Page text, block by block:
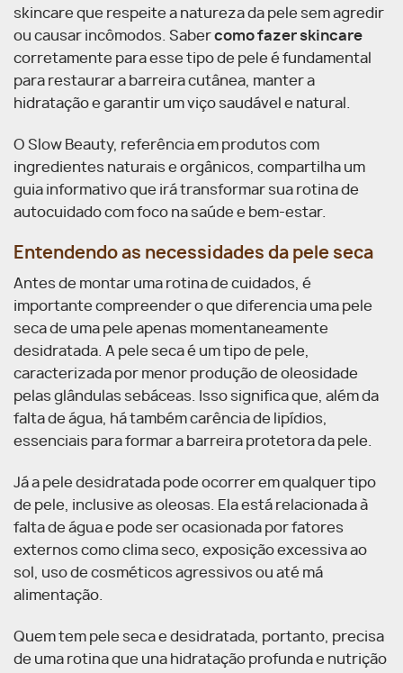
skincare que respeite a natureza da pele sem agredir
ou causar incômodos. Sabercomo fazer skincare
corretamente para esse tipo de pele é fundamental
para restaurar a barreira cutânea, manter a
hidratação e garantir um viço saudável e natural.
O Slow Beauty, referência em produtos com
ingredientes naturais e orgânicos, compartilha um
guia informativo que irá transformar sua rotina de
autocuidado com foco na saúde e bem-estar.
Entendendo as necessidades da pele seca
Antes de montar uma rotina de cuidados, é
importante compreender o que diferencia uma pele
seca de uma pele apenas momentaneamente
desidratada. A pele seca é um tipo de pele,
caracterizada por menor produção de oleosidade
pelas glândulas sebáceas. Isso significa que, além da
falta de água, há também carência de lipídios,
essenciais para formar a barreira protetora da pele.
Já a pele desidratada pode ocorrer em qualquer tipo
de pele, inclusive as oleosas. Ela está relacionada à
falta de água e pode ser ocasionada por fatores
externos como clima seco, exposição excessiva ao
sol, uso de cosméticos agressivos ou até má
alimentação.
Quem tem pele seca e desidratada, portanto, precisa
de uma rotina que una hidratação profunda e nutrição